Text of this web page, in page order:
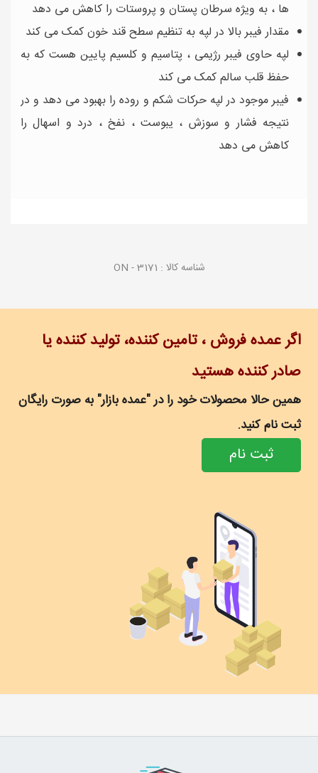
ها ، به ویژه سرطان پستان و پروستات را کاهش می دهد
مقدار فیبر بالا در لپه به تنظیم سطح قند خون کمک می کند
لپه حاوی فیبر رژیمی ، پتاسیم و کلسیم پایین هست که به
حفظ قلب سالم کمک می کند
فیبر موجود در لپه حرکات شکم و روده را بهبود می دهد و در
نتیجه فشار و سوزش ، یبوست ، نفخ ، درد و اسهال را
کاهش می دهد
شناسه کالا : ON - 3171
اگر عمده فروش ، تامین کننده، تولید کننده یا
صادر کننده هستید
همین حالا محصولات خود را در "عمده بازار" به صورت رایگان
ثبت نام کنید.
ثبت نام